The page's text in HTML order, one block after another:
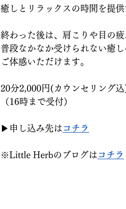
癒しとリラックスの時間を提供
終わった後は、肩こりや目の疲
普段なかなか受けられない癒
ご体感いただけます。
20分2,000円(カウンセリング込
（16時まで受付）
▶︎申し込み先は コチラ
※Little Herbのブログは コチラ